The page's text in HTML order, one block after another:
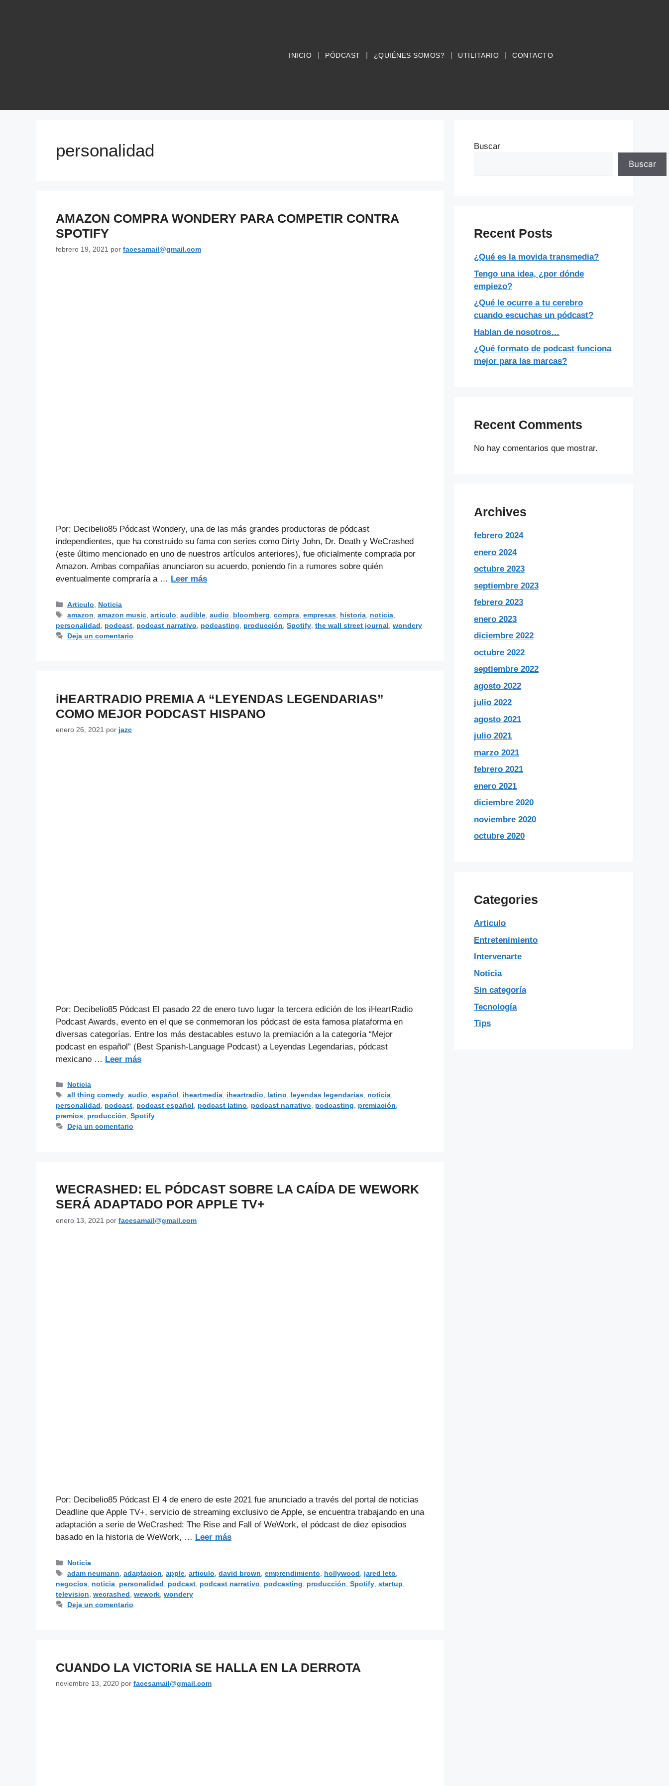
INICIO PÓDCAST ¿QUIÉNES SOMOS? UTILITARIO CONTACTO
personalidad
AMAZON COMPRA WONDERY PARA COMPETIR CONTRA
SPOTIFY
febrero 19, 2021 por facesamail@gmail.com
Por: Decibelio85 Pódcast Wondery, una de las más grandes productoras de pódcast
independientes, que ha construido su fama con series como Dirty John, Dr. Death y WeCrashed
(este último mencionado en uno de nuestros artículos anteriores), fue oficialmente comprada por
Amazon. Ambas compañías anunciaron su acuerdo, poniendo fin a rumores sobre quién
eventualmente compraría a … Leer más
Articulo
Noticia
amazon ,amazon music ,articulo ,audible ,audio bloomberg ,compra ,empresas historia noticia
personalidad
podcast podcast narrativo podcasting producción Spotify the wall street journal wondery
Deja un comentario
iHEARTRADIO PREMIA A “LEYENDAS LEGENDARIAS”
COMO MEJOR PODCAST HISPANO
enero 26, 2021 por jazc
Por: Decibelio85 Pódcast El pasado 22 de enero tuvo lugar la tercera edición de los iHeartRadio
Podcast Awards, evento en el que se conmemoran los pódcast de esta famosa plataforma en
diversas categorías. Entre los más destacables estuvo la premiación a la categoría “Mejor
podcast en español” (Best Spanish-Language Podcast) a Leyendas Legendarias, pódcast
mexicano … Leer más
Noticia
all thing comedy,audio,español, iheartmedia, iheartradio, latino, leyendas legendarias, noticia,
personalidad, podcast, podcast español, podcast latino, podcast narrativo, podcasting, premiación,
premios, producción, Spotify
Deja un comentario
WECRASHED: EL PÓDCAST SOBRE LA CAÍDA DE WEWORK
SERÁ ADAPTADO POR APPLE TV+
enero 13, 2021 por facesamail@gmail.com
Por: Decibelio85 Pódcast El 4 de enero de este 2021 fue anunciado a través del portal de noticias
Deadline que Apple TV+, servicio de streaming exclusivo de Apple, se encuentra trabajando en una
adaptación a serie de WeCrashed: The Rise and Fall of WeWork, el pódcast de diez episodios
basado en la historia de WeWork, … Leer más
Noticia
adam neumann ,adaptacion ,apple ,articulo ,david brown ,emprendimiento hollywood jared leto
negocios noticia personalidad podcast podcast narrativo podcasting producción Spotify startup
television wecrashed wework wondery
Deja un comentario
CUANDO LA VICTORIA SE HALLA EN LA DERROTA
noviembre 13, 2020 por facesamail@gmail.com
Buscar
Buscar
Recent Posts
¿Qué es la movida transmedia?
Tengo una idea, ¿por dónde
empiezo?
¿Qué le ocurre a tu cerebro
cuando escuchas un pódcast?
Hablan de nosotros…
¿Qué formato de podcast funciona
mejor para las marcas?
Recent Comments
No hay comentarios que mostrar.
Archives
febrero 2024
enero 2024
octubre 2023
septiembre 2023
febrero 2023
enero 2023
diciembre 2022
octubre 2022
septiembre 2022
agosto 2022
julio 2022
agosto 2021
julio 2021
marzo 2021
febrero 2021
enero 2021
diciembre 2020
noviembre 2020
octubre 2020
Categories
Articulo
Entretenimiento
Intervenarte
Noticia
Sin categoría
Tecnología
Tips